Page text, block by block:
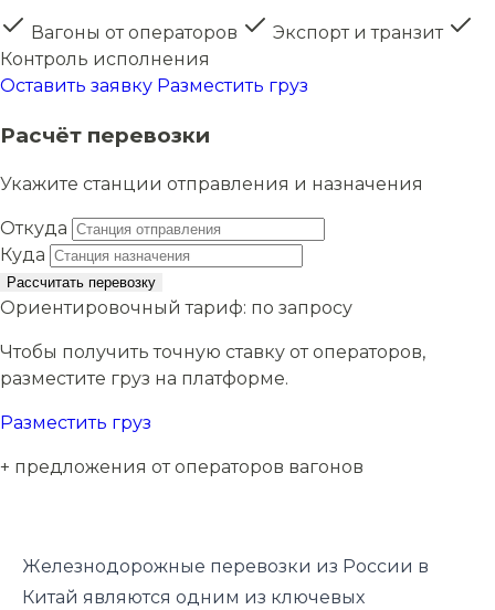
Вагоны от операторов
Экспорт и транзит
Контроль исполнения
Оставить заявку Разместить груз
Расчёт перевозки
Укажите станции отправления и назначения
Откуда
Куда
Рассчитать перевозку
Ориентировочный тариф: по запросу
Чтобы получить точную ставку от операторов,
разместите груз на платформе.
Разместить груз
+ предложения от операторов вагонов
Железнодорожные перевозки из России в
Китай являются одним из ключевых